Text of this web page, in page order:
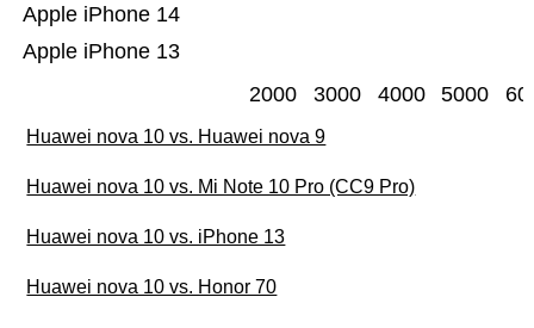
Apple iPhone 13
Apple iPhone 14
2000 3000 4000 5000
Huawei nova 10 vs. Huawei nova 9
Huawei nova 10 vs. Mi Note 10 Pro (CC9 Pro)
Huawei nova 10 vs. iPhone 13
Huawei nova 10 vs. Honor 70